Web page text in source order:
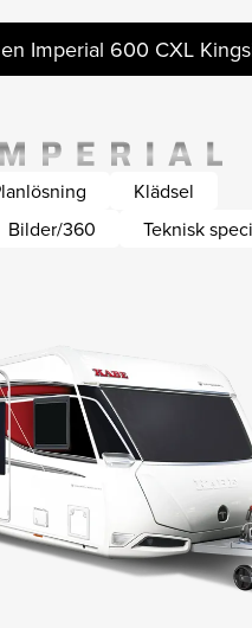
Imperial 600 CXL
Klädsel
Bilder/360 Teknisk